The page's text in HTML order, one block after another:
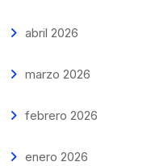
abril 2026
marzo 2026
febrero 2026
enero 2026